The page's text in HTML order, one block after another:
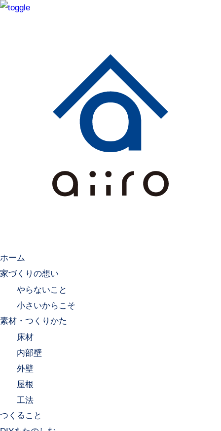
ホーム
家づくりの想い
やらないこと
小さいからこそ
素材・つくりかた
床材
内部壁
外壁
屋根
工法
つくること